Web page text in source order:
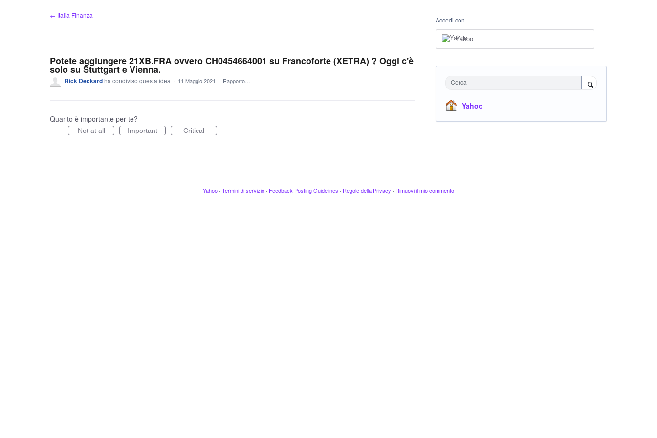
← Italia Finanza
Potete aggiungere 21XB.FRA ovvero CH0454664001 su Francoforte (XETRA) ? Oggi c'è
solo su Stuttgart e Vienna.
Rick Deckardha condiviso questa idea · 11 Maggio 2021 · Rapporto…
Quanto è importante per te?
Not at all Important Critical
Accedi con
Yahoo
Cerca
Yahoo
Yahoo · Termini di servizio · Feedback Posting Guidelines · Regole della Privacy · Rimuovi il mio commento